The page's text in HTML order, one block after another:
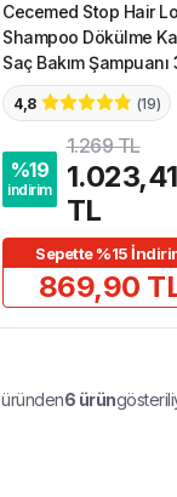
Cecemed Stop Hair
Shampoo Dökülme
Saç Bakım Şampuanı
ml
4,8 (19)
%19
indirim
1.269 TL
1.023,41
TL
Sepette %15
869,90
üründen6 ürün